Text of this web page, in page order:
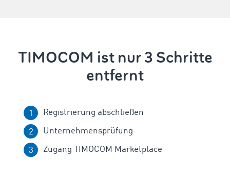
TIMOCOM ist nur 3 Schritte
entfernt
Registrierung abschließen
Unternehmensprüfung
Zugang TIMOCOM Marketplace